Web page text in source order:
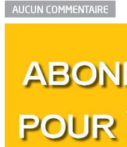
AUCUN COMMENTAIRE